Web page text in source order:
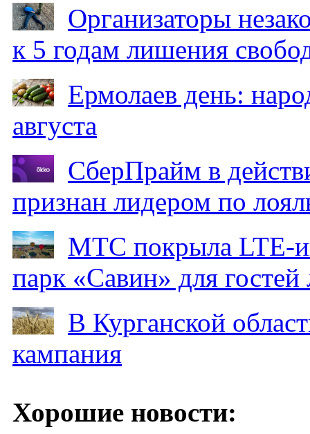
Организаторы
к 5 годам лишения
Ермолаев день:
августа
СберПрайм в
признан лидером по
МТС покрыла LTE-
парк «Савин» для гостей
В Курганской
кампания
Хорошие новости: